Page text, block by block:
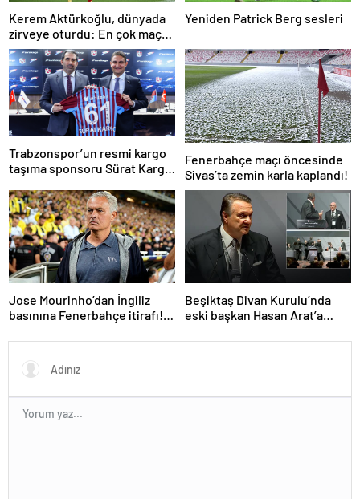
Kerem Aktürkoğlu, dünyada
zirveye oturdu: En çok maça
çıkan oyuncu!
Yeniden Patrick Berg sesleri
Trabzonspor’un resmi kargo
taşıma sponsoru Sürat Kargo
Fenerbahçe maçı öncesinde
Sivas’ta zemin karla kaplandı!
Jose Mourinho’dan İngiliz
basınına Fenerbahçe itirafı!
Beşiktaş Divan Kurulu’nda
eski başkan Hasan Arat’a
ertelendi